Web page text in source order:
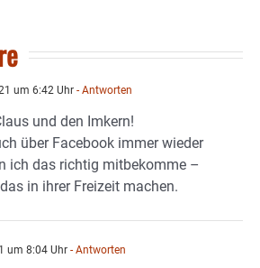
um 6:42 Uhr - Antworten
und den Imkern!
über Facebook immer wieder
ich das richtig mitbekomme –
in ihrer Freizeit machen.
um 8:04 Uhr - Antworten